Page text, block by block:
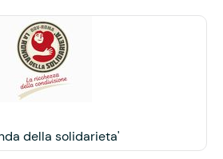
della solidarieta'